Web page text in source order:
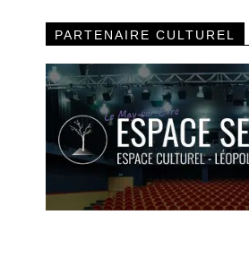
PARTENAIRE CULTUREL